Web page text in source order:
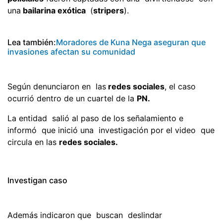
una bailarina exótica (stripers).
Lea también:Moradores de Kuna Nega aseguran que
invasiones afectan su comunidad
Según denunciaron en las redes sociales, el caso
ocurrió dentro de un cuartel de la PN.
La entidad salió al paso de los señalamiento e
informó que inició una investigación por el video que
circula en las redes sociales.
Investigan caso
Además indicaron que buscan deslindar